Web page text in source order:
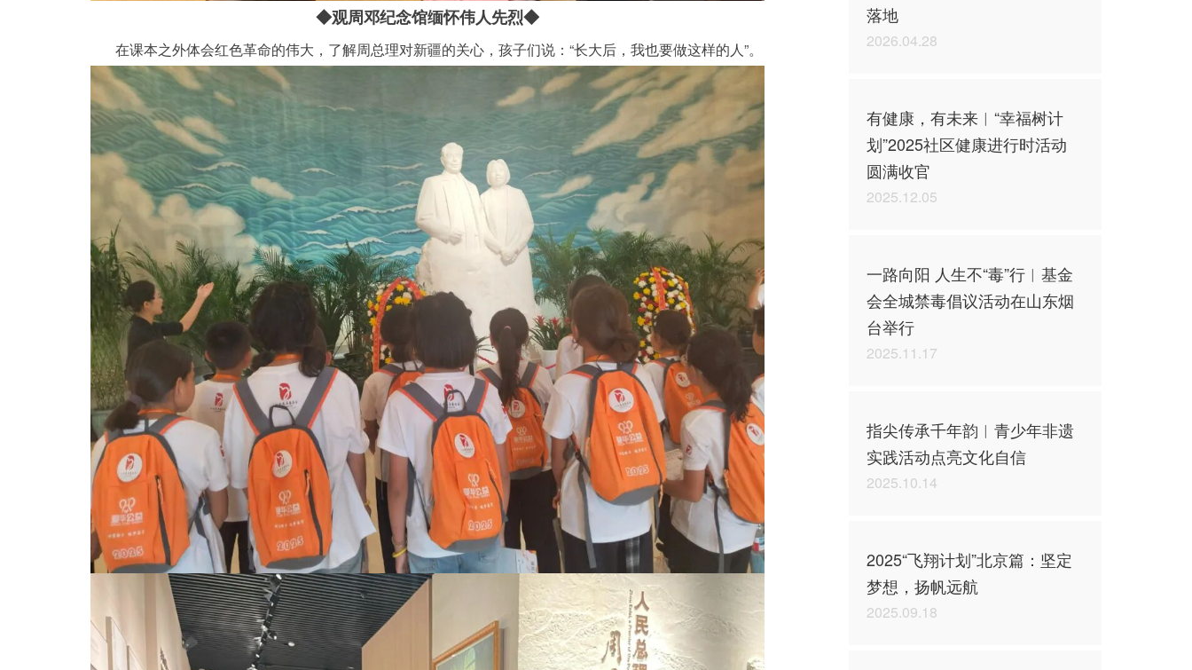
◆观周邓纪念馆缅怀伟人先烈◆
在课本之外体会红色革命的伟大，了解周总理对新疆的关心，孩子们说：“长大后，我也要做这样的人”。
落地
2026.04.28
有健康，有未来︱“幸福树计
划”2025社区健康进行时活动
圆满收官
2025.12.05
一路向阳 人生不“毒”行︱基金
会全城禁毒倡议活动在山东烟
台举行
2025.11.17
指尖传承千年韵︱青少年非遗
实践活动点亮文化自信
2025.10.14
2025“飞翔计划”北京篇：坚定
梦想，扬帆远航
2025.09.18